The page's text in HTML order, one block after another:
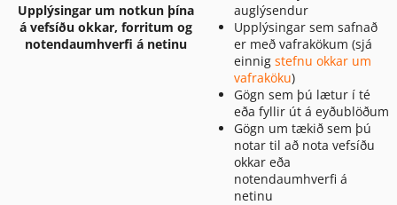
Upplýsingar um notkun þína
á vefsíðu okkar, forritum og
notendaumhverfi á netinu
auglýsendur
Upplýsingar sem safnað
er með vafrakökum (sjá
einnig stefnu okkar um
vafraköku)
Gögn sem þú lætur í té
eða fyllir út á eyðublöðum
Gögn um tækið sem þú
notar til að nota vefsíðu
okkar eða
notendaumhverfi á
netinu